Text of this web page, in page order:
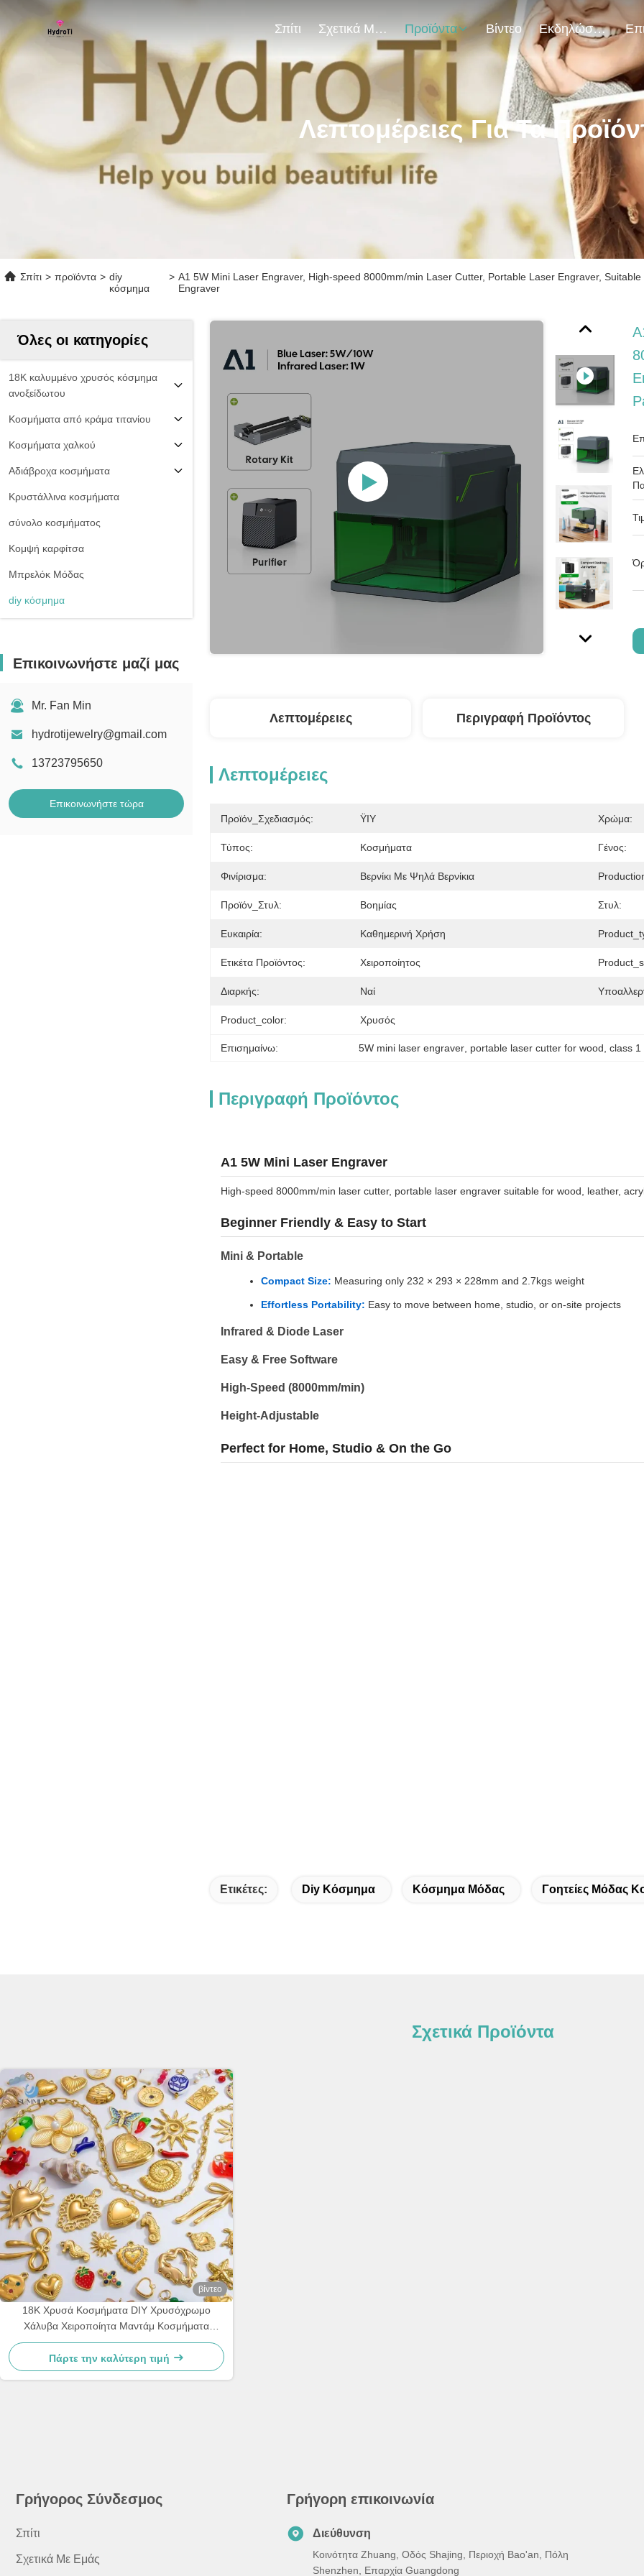
Σπίτι Σχετικά Με Εμάς Προϊόντα Βίντεο Εκδηλώσεις
Λεπτομέρειες Για Τα
Σπίτι > προϊόντα > diy
κόσμημα
> A1 5W Mini Laser Engraver, High-speed 8000mm/min Laser Cutter, Portable Laser Engraver,
Engraver
Όλες οι κατηγορίες
18K καλυμμένο χρυσός κόσμημα
ανοξείδωτου
Κοσμήματα από κράμα τιτανίου
Κοσμήματα χαλκού
Αδιάβροχα κοσμήματα
Κρυστάλλινα κοσμήματα
σύνολο κοσμήματος
Κομψή καρφίτσα
Μπρελόκ Μόδας
diy κόσμημα
Επικοινωνήστε μαζί μας
Mr. Fan Min
hydrotijewelry@gmail.com
13723795650
Επικοινωνήστε τώρα
Λεπτομέρειες Περιγραφή Προϊόντος
Λεπτομέρειες
Προϊόν_Σχεδιασμός: ΫΙΥ Χρώμα:
Τύπος: Κοσμήματα Γένος:
Φινίρισμα: Βερνίκι Με Ψηλά Βερνίκια
Προϊόν_Στυλ: Βοημίας Στυλ:
Ευκαιρία: Καθημερινή Χρήση
Ετικέτα Προϊόντος: Χειροποίητος
Διαρκής: Ναί
Product_color: Χρυσός
Επισημαίνω: 5W mini laser engraver portable laser cutter for wood class 1
Περιγραφή Προϊόντος
A1 5W Mini Laser Engraver
High-speed 8000mm/min laser cutter, portable laser engraver suitable for wood, leather,
Beginner Friendly & Easy to Start
Mini & Portable
Compact Size: Measuring only 232 × 293 × 228mm and 2.7kgs weight
Effortless Portability: Easy to move between home, studio, or on-site projects
Infrared & Diode Laser
Easy & Free Software
High-Speed (8000mm/min)
Height-Adjustable
Perfect for Home, Studio & On the Go
Ετικέτες: Diy Κόσμημα Κόσμημα Μόδας Γοητείες Μόδας
Σχετικά Προϊόντα
βίντεο
18K Χρυσά Κοσμήματα DIY Χρυσόχρωμο
Χάλυβα Χειροποίητα Μαντάμ Κοσμήματα
μόδας
Πάρτε την καλύτερη τιμή
Γρήγορος Σύνδεσμος
Σπίτι
Σχετικά Με Εμάς
Γρήγορη επικοινωνία
Διεύθυνση
Κοινότητα Zhuang, Οδός Shajing, Περιοχή Bao'an, Πόλη
Shenzhen, Επαρχία Guangdong